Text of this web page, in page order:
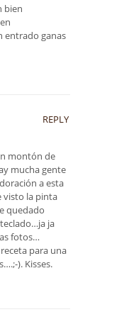
bien
entrado ganas
REPLY
montón de
mucha gente
a esta
la pinta
quedado
ja
fotos…
para una
). Kisses.